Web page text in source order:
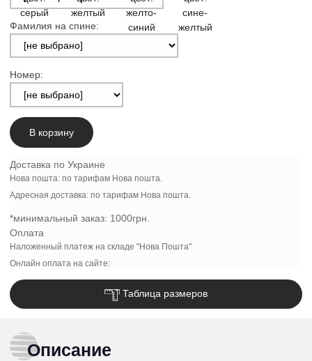
Фамилия на спине:
Номер:
В корзину
Доставка по Украине
Нова пошта: по тарифам Нова пошта.
Адресная доставка: по тарифам Нова пошта.
*минимальный заказ: 1000грн.
Оплата
Наложенный платеж на складе "Нова Пошта"
Онлайн оплата на сайте:
Таблица размеров
Описание